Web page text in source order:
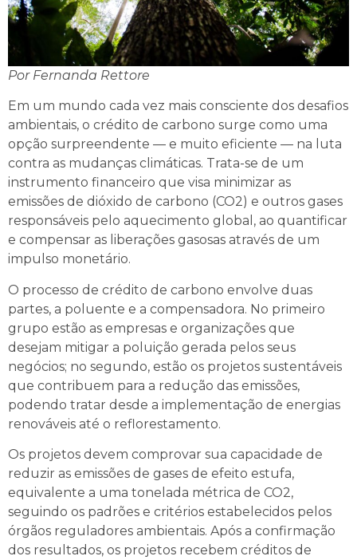
Por Fernanda Rettore
Em um mundo cada vez mais consciente dos desafios
ambientais, o crédito de carbono surge como uma
opção surpreendente — e muito eficiente — na luta
contra as mudanças climáticas. Trata-se de um
instrumento financeiro que visa minimizar as
emissões de dióxido de carbono (CO2) e outros gases
responsáveis pelo aquecimento global, ao quantificar
e compensar as liberações gasosas através de um
impulso monetário.
O processo de crédito de carbono envolve duas
partes, a poluente e a compensadora. No primeiro
grupo estão as empresas e organizações que
desejam mitigar a poluição gerada pelos seus
negócios; no segundo, estão os projetos sustentáveis
que contribuem para a redução das emissões,
podendo tratar desde a implementação de energias
renováveis até o reflorestamento.
Os projetos devem comprovar sua capacidade de
reduzir as emissões de gases de efeito estufa,
equivalente a uma tonelada métrica de CO2,
seguindo os padrões e critérios estabelecidos pelos
órgãos reguladores ambientais. Após a confirmação
dos resultados, os projetos recebem créditos de